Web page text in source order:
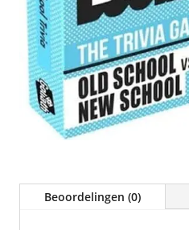
Beoordelingen (0)